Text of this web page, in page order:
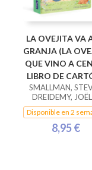
LA OVEJITA VA
GRANJA (LA
QUE VINO A
LIBRO DE
SMALLMAN,
DREIDEMY,
Disponible en 2
8,95 €